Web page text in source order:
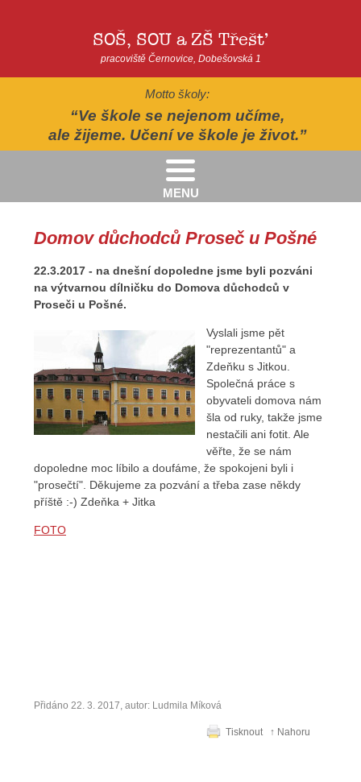
MENU
Motto školy:
Ve škole se nejenom učíme,
ale žijeme. Učení ve škole je život.
SOŠ, SOU a ZŠ Třešť
pracoviště Černovice, Dobešovská 1
Domov důchodců Proseč u Pošné
22.3.2017 - na dnešní dopoledne jsme byli pozváni
na výtvarnou dílničku do Domova důchodců v
Proseči u Pošné.
Vyslali jsme pět
"reprezentantů" a
Zdeňku s Jitkou.
Společná práce s
obyvateli domova nám
šla od ruky, takže jsme
nestačili ani fotit. Ale
věřte, že se nám
dopoledne moc líbilo a doufáme, že spokojeni byli i
"prosečtí". Děkujeme za pozvání a třeba zase někdy
příště :-) Zdeňka + Jitka
FOTO
Přidáno 22. 3. 2017, autor: Ludmila Míková
Tisknout ↑ Nahoru